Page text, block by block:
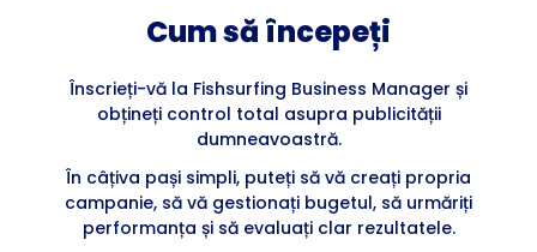
Cum să începeți
Înscrieți-vă la Fishsurfing Business Manager și
obțineți control total asupra publicității
dumneavoastră.
În câțiva pași simpli, puteți să vă creați propria
campanie, să vă gestionați bugetul, să urmăriți
performanța și să evaluați clar rezultatele.